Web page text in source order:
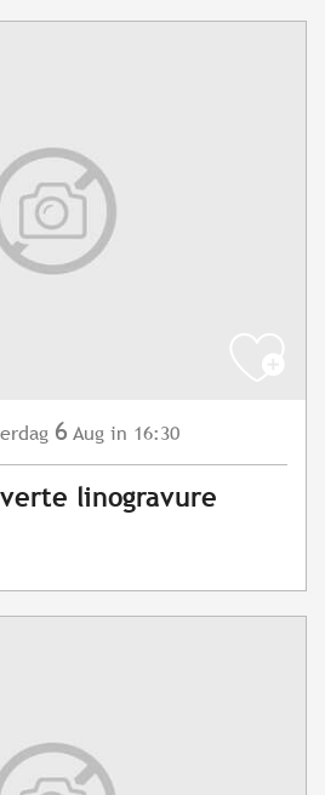
6 Aug in 16:30
linogravure